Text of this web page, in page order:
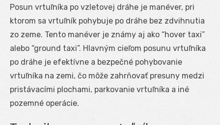
Posun vrtuľníka po vzletovej dráhe je manéver, pri
ktorom sa vrtuľník pohybuje po dráhe bez zdvihnutia
zo zeme. Tento manéver je známy aj ako “hover taxi”
alebo “ground taxi”. Hlavným cieľom posunu vrtuľníka
po dráhe je efektívne a bezpečné pohybovanie
vrtuľníka na zemi, čo môže zahrňovať presuny medzi
pristávacími plochami, parkovanie vrtuľníka a iné
pozemné operácie.